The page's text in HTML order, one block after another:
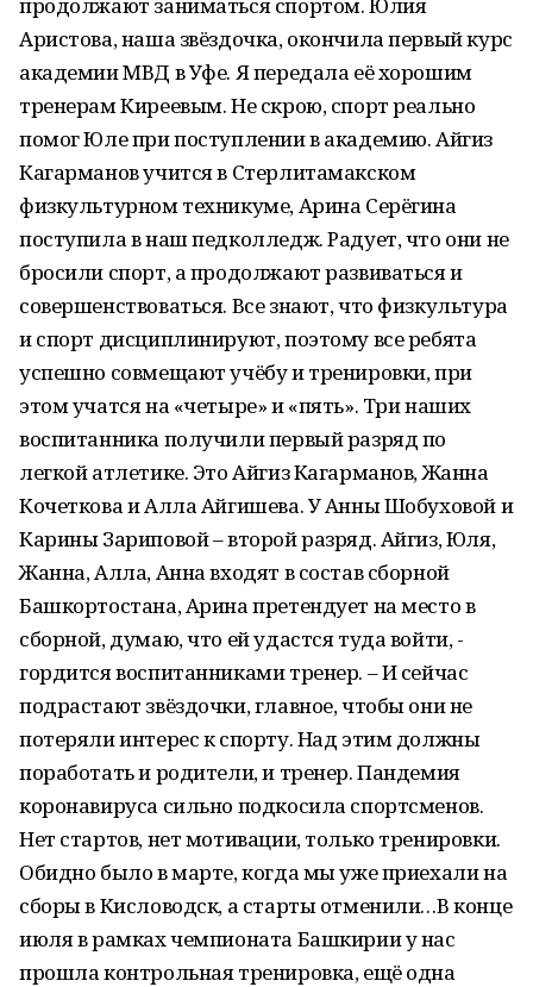
Аристова, наша звёздочка, окончила первый курс
академии МВД в Уфе. Я передала её хорошим
тренерам Киреевым. Не скрою, спорт реально
помог Юле при поступлении в академию. Айгиз
Кагарманов учится в Стерлитамакском
физкультурном техникуме, Арина Серёгина
поступила в наш педколледж. Радует, что они не
бросили спорт, а продолжают развиваться и
совершенствоваться. Все знают, что физкультура
и спорт дисциплинируют, поэтому все ребята
успешно совмещают учёбу и тренировки, при
этом учатся на «четыре» и «пять». Три наших
воспитанника получили первый разряд по
легкой атлетике. Это Айгиз Кагарманов, Жанна
Кочеткова и Алла Айгишева. У Анны Шобуховой и
Карины Зариповой – второй разряд. Айгиз, Юля,
Жанна, Алла, Анна входят в состав сборной
Башкортостана, Арина претендует на место в
сборной, думаю, что ей удастся туда войти, -
гордится воспитанниками тренер. – И сейчас
подрастают звёздочки, главное, чтобы они не
потеряли интерес к спорту. Над этим должны
поработать и родители, и тренер. Пандемия
коронавируса сильно подкосила спортсменов.
Нет стартов, нет мотивации, только тренировки.
Обидно было в марте, когда мы уже приехали на
сборы в Кисловодск, а старты отменили…В конце
июля в рамках чемпионата Башкирии у нас
прошла контрольная тренировка, ещё одна